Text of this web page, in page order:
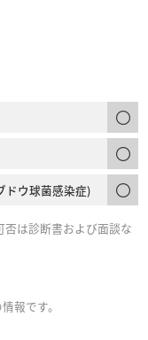
ドウ球菌感染症)
は診断書および面談な
報です。